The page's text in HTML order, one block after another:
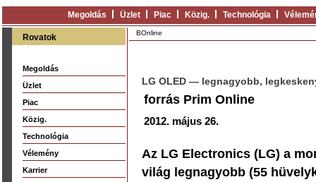
Megoldás Üzlet Piac Közig. Technológia
Rovatok
Megoldás
Üzlet
Piac
Közig.
Technológia
Vélemény
Karrier
BOnline
LG OLED — legnagyobb,
forrás Prim Online
2012. május 26.
Az LG Electronics (LG) a
világ legnagyobb (55